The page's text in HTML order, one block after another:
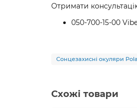
Отримати
050-700-15-00
Сонцезахисні окуляри
Схожі товари